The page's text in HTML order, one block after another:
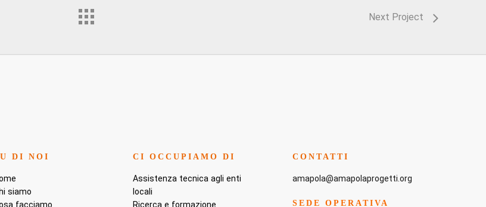
Next Project
DI NOI
siamo
facciamo
CI OCCUPIAMO DI
Assistenza tecnica agli enti
locali
Ricerca e formazione
CONTATTI
amapola@amapolaprogetti.org
SEDE OPERATIVA